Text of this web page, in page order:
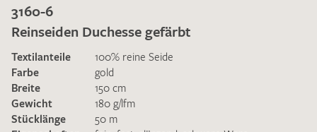
Ich bin damit einverstanden, dass meine angegebenen Daten
zur Beantwortung meiner Musteranfrage genutzt werden.
3160-6
Reinseiden Duchesse gefärbt
Textilanteile
100% reine Seide
Farbe
gold
Breite
150 cm
Gewicht
180 g/lfm
Stücklänge
50 m